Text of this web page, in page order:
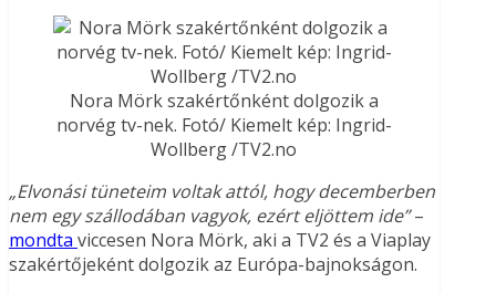
Nora Mörk szakértőnként dolgozik a
norvég tv-nek. Fotó/ Kiemelt kép: Ingrid-
Wollberg /TV2.no
„Elvonási tüneteim voltak attól, hogy decemberben
nem egy szállodában vagyok, ezért eljöttem ide”–
mondta viccesen Nora Mörk, aki a TV2 és a Viaplay
szakértőjeként dolgozik az Európa-bajnokságon.